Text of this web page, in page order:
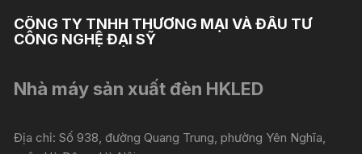
CÔNG TY TNHH THƯƠNG MẠI VÀ ĐẦU TƯ
CÔNG NGHỆ ĐẠI SỸ
Nhà máy sản xuất đèn HKLED
Địa chỉ: Số 938, đường Quang Trung, phường Yên Nghĩa,